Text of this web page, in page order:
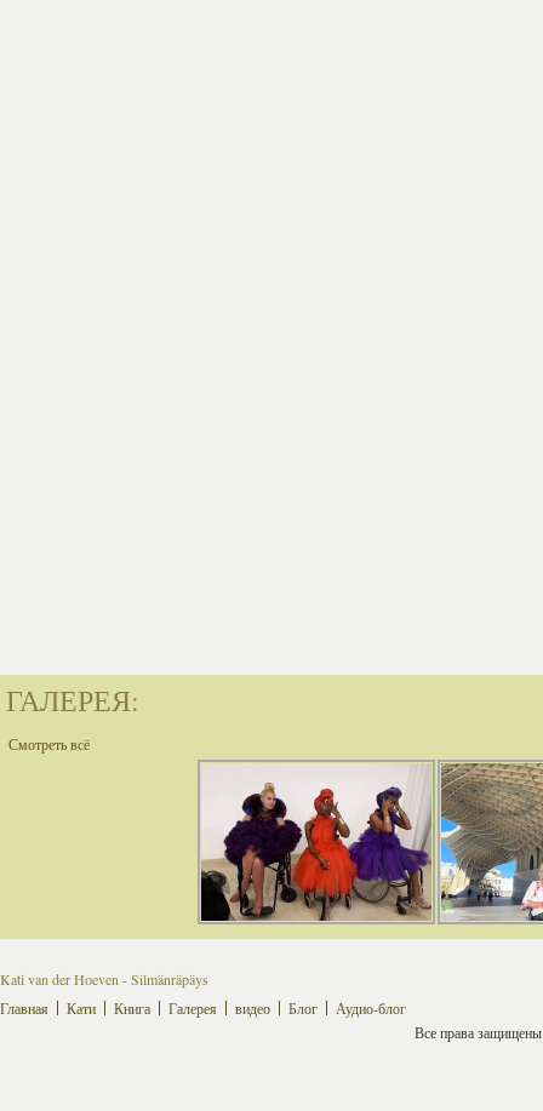
ГАЛЕРЕЯ:
Смотреть всё
Kati van der Hoeven - Silmänräpäys
Главная
Кати Книга Галерея видео Блог
Аудио-блог
Все права